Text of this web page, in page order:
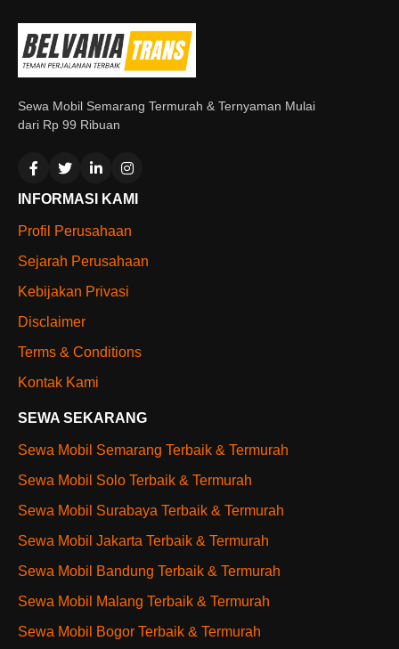
Sewa Mobil Semarang Termurah & Ternyaman Mulai
dari Rp 99 Ribuan
INFORMASI KAMI
Profil Perusahaan
Sejarah Perusahaan
Kebijakan Privasi
Disclaimer
Terms & Conditions
Kontak Kami
SEWA SEKARANG
Sewa Mobil Semarang Terbaik & Termurah
Sewa Mobil Solo Terbaik & Termurah
Sewa Mobil Surabaya Terbaik & Termurah
Sewa Mobil Jakarta Terbaik & Termurah
Sewa Mobil Bandung Terbaik & Termurah
Sewa Mobil Malang Terbaik & Termurah
Sewa Mobil Bogor Terbaik & Termurah